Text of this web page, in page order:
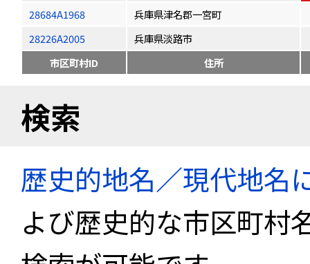
28684A1968
兵庫県津名郡一宮町
28226A2005
兵庫県淡路市
市区町村ID
住所
検索
歴史的地名／現代地名
よび歴史的な市区町村